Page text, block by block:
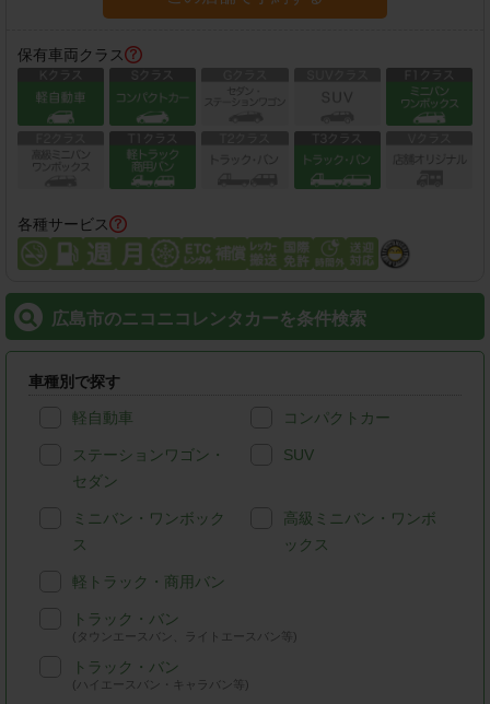
保有車両クラス
各種サービス
広島市のニコニコレンタカーを条件検索
車種別で探す
軽自動車 コンパクトカー
ステーションワゴン・
セダン
SUV
ミニバン・ワンボック
ス
高級ミニバン・ワンボ
ックス
軽トラック・商用バン
トラック・バン
(タウンエースバン、ライトエースバン等)
トラック・バン
(ハイエースバン・キャラバン等)